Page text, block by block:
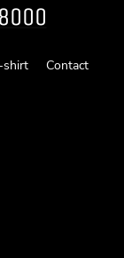
shirt Contact